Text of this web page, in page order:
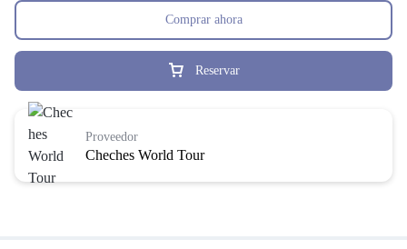
Reservar
Comprar ahora
Cheches World Tour
Proveedor